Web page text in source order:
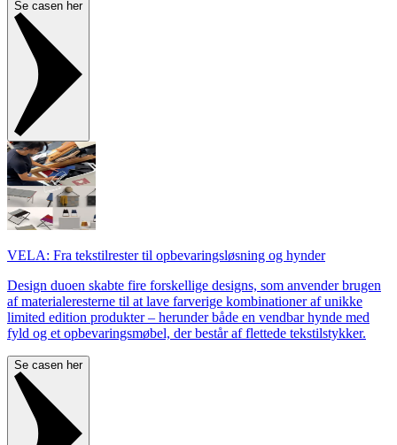
Se casen her
VELA: Fra tekstilrester til opbevaringsløsning og hynder
Design duoen skabte fire forskellige designs, som anvender brugen
af materialeresterne til at lave farverige kombinationer af unikke
limited edition produkter – herunder både en vendbar hynde med
fyld og et opbevaringsmøbel, der består af flettede tekstilstykker.
Se casen her